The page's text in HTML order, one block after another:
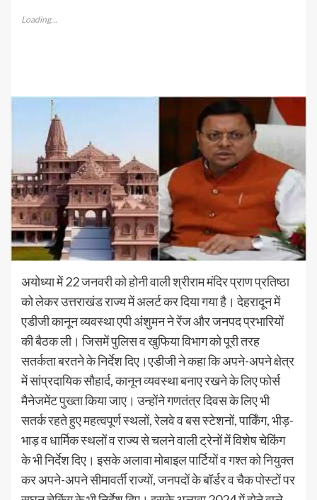
Loading...
अयोध्या में 22 जनवरी को होनी वाली श्रीराम मंदिर प्राण प्रतिष्ठा
को लेकर उत्तराखंड राज्य में अलर्ट कर दिया गया है। देहरादून में
एडीजी कानून व्यवस्था एपी अंशुमन ने रेंज और जनपद प्रभारियों
की बैठक ली। जिसमें पुलिस व खुफिया विभाग को पूरी तरह
सतर्कता बरतने के निर्देश दिए।एडीजी ने कहा कि अपने-अपने क्षेत्र
में सांप्रदायिक सौहार्द, कानून व्यवस्था बनाए रखने के लिए फोर्स
मैनेजमेंट पुख्ता किया जाए। उन्होंने गणतंत्र दिवस के लिए भी
सतर्क रहते हुए महत्वपूर्ण स्थलों, रेलवे व बस स्टेशनों, पार्किंग, भीड़-
भाड़ व धार्मिक स्थलों व राज्य से चलने वाली ट्रेनों में विशेष चेकिंग
के भी निर्देश दिए। इसके अलावा मोबाइल पार्टियों व गश्त को नियुक्त
कर अपने-अपने सीमावर्ती राज्यों, जनपदों के बॉर्डर व चैक पोस्टों पर